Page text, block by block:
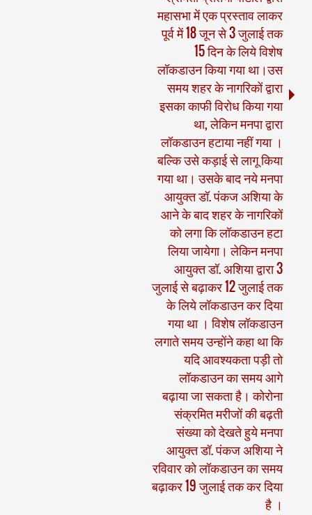
महासभा में एक प्रस्ताव लाकर
पूर्व में 18 जून से 3 जुलाई तक
15 दिन के लिये विशेष
लॉकडाउन किया गया था।उस
समय शहर के नागरिकों द्वारा
इसका काफी विरोध किया गया
था, लेकिन मनपा द्वारा
लॉकडाउन हटाया नहीं गया ।
बल्कि उसे कड़ाई से लागू किया
गया था। उसके बाद नये मनपा
आयुक्त डॉ. पंकज अशिया के
आने के बाद शहर के नागरिकों
को लगा कि लॉकडाउन हटा
लिया जायेगा। लेकिन मनपा
आयुक्त डॉ. अशिया द्वारा 3
जुलाई से बढ़ाकर 12 जुलाई तक
के लिये लॉकडाउन कर दिया
गया था । विशेष लॉकडाउन
लगाते समय उन्होंने कहा था कि
यदि आवश्यकता पड़ी तो
लॉकडाउन का समय आगे
बढ़ाया जा सकता है। कोरोना
संक्रमित मरीजों की बढ़ती
संख्या को देखते हुये मनपा
आयुक्त डॉ. पंकज अशिया ने
रविवार को लॉकडाउन का समय
बढ़ाकर 19 जुलाई तक कर दिया
है ।